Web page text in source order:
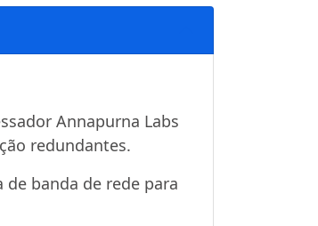
Annapurna Labs
redundantes.
de banda de rede para